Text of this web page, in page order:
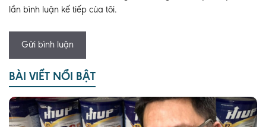
lần bình luận kế tiếp của tôi.
BÀI VIẾT NỔI BẬT